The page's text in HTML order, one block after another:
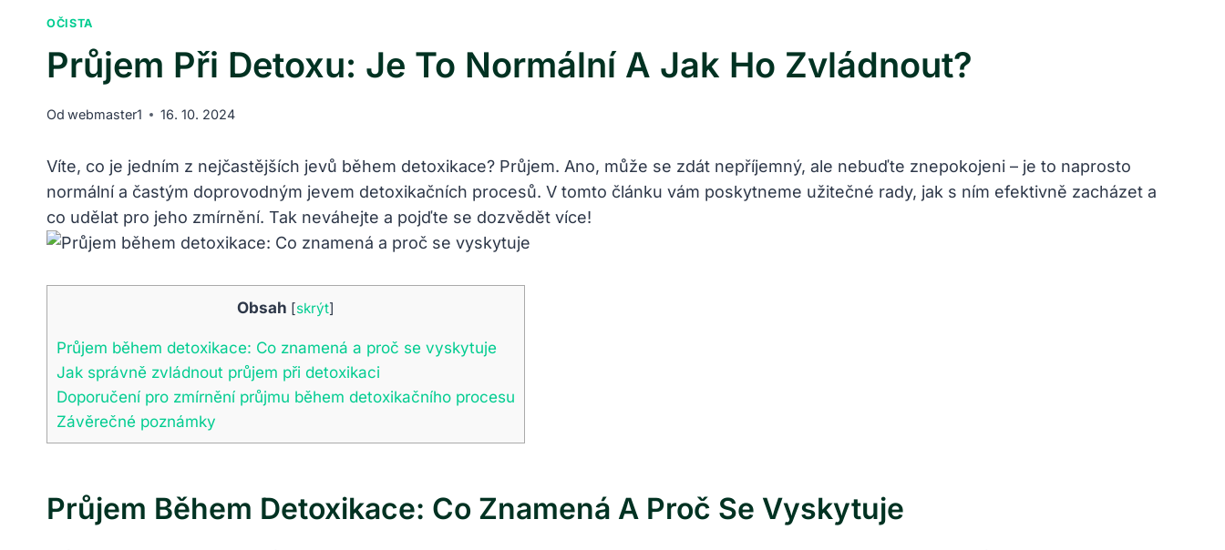
OČISTA
Průjem Při Detoxu: Je To Normální A Jak Ho Zvládnout?
Od webmaster1 16. 10. 2024
Víte, co je jedním z nejčastějších jevů během detoxikace? Průjem. Ano, může se zdát nepříjemný, ale nebuďte znepokojeni – je to naprosto
normální a častým doprovodným jevem detoxikačních procesů. V tomto článku vám poskytneme užitečné rady, jak s ním efektivně zacházet a
co udělat pro jeho zmírnění. Tak neváhejte a pojďte se dozvědět více!
Obsah [skrýt]
Průjem během detoxikace: Co znamená a proč se vyskytuje
Jak správně zvládnout průjem při detoxikaci
Doporučení pro zmírnění průjmu během detoxikačního procesu
Závěrečné poznámky
Průjem Během Detoxikace: Co Znamená A Proč Se Vyskytuje